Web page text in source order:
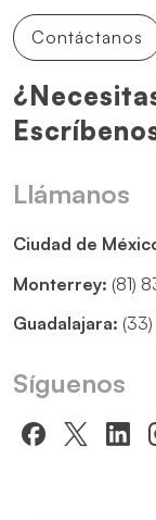
Contáctanos
Llámanos
Ciudad de
Monterrey: (81)
Guadalajara:
Síguenos